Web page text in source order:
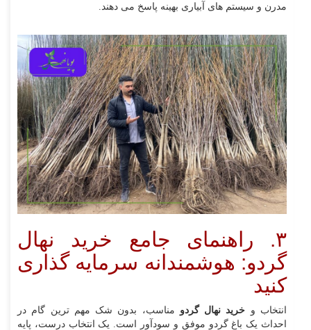
مدرن و سیستم‌ های آبیاری بهینه پاسخ می‌ دهند.
۳. راهنمای جامع خرید نهال
گردو: هوشمندانه سرمایه‌ گذاری
کنید
انتخاب و خرید نهال گردو مناسب، بدون شک مهم‌ ترین گام در
احداث یک باغ گردو موفق و سودآور است. یک انتخاب درست، پایه